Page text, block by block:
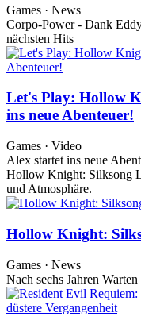
Games · News
Corpo-Power - Dank
nächsten Hits
Let's Play: Hollow
ins neue Abenteuer!
Games · Video
Alex startet ins neue
Hollow Knight: Silksong
und Atmosphäre.
Hollow Knight:
Games · News
Nach sechs Jahren